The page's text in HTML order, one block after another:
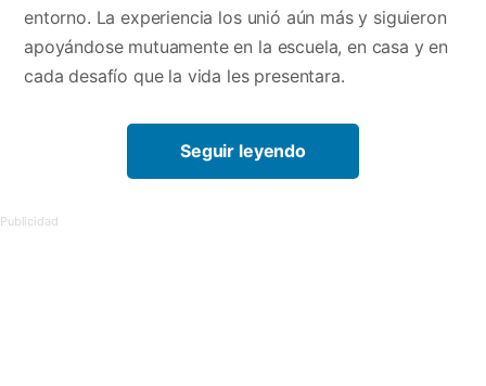
entorno. La experiencia los unió aún más y siguieron
apoyándose mutuamente en la escuela, en casa y en
cada desafío que la vida les presentara.
Seguir leyendo